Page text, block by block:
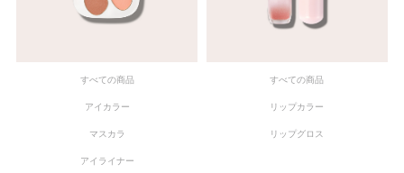
すべての商品
アイカラー
マスカラ
アイライナー
すべての商品
リップカラー
リップグロス